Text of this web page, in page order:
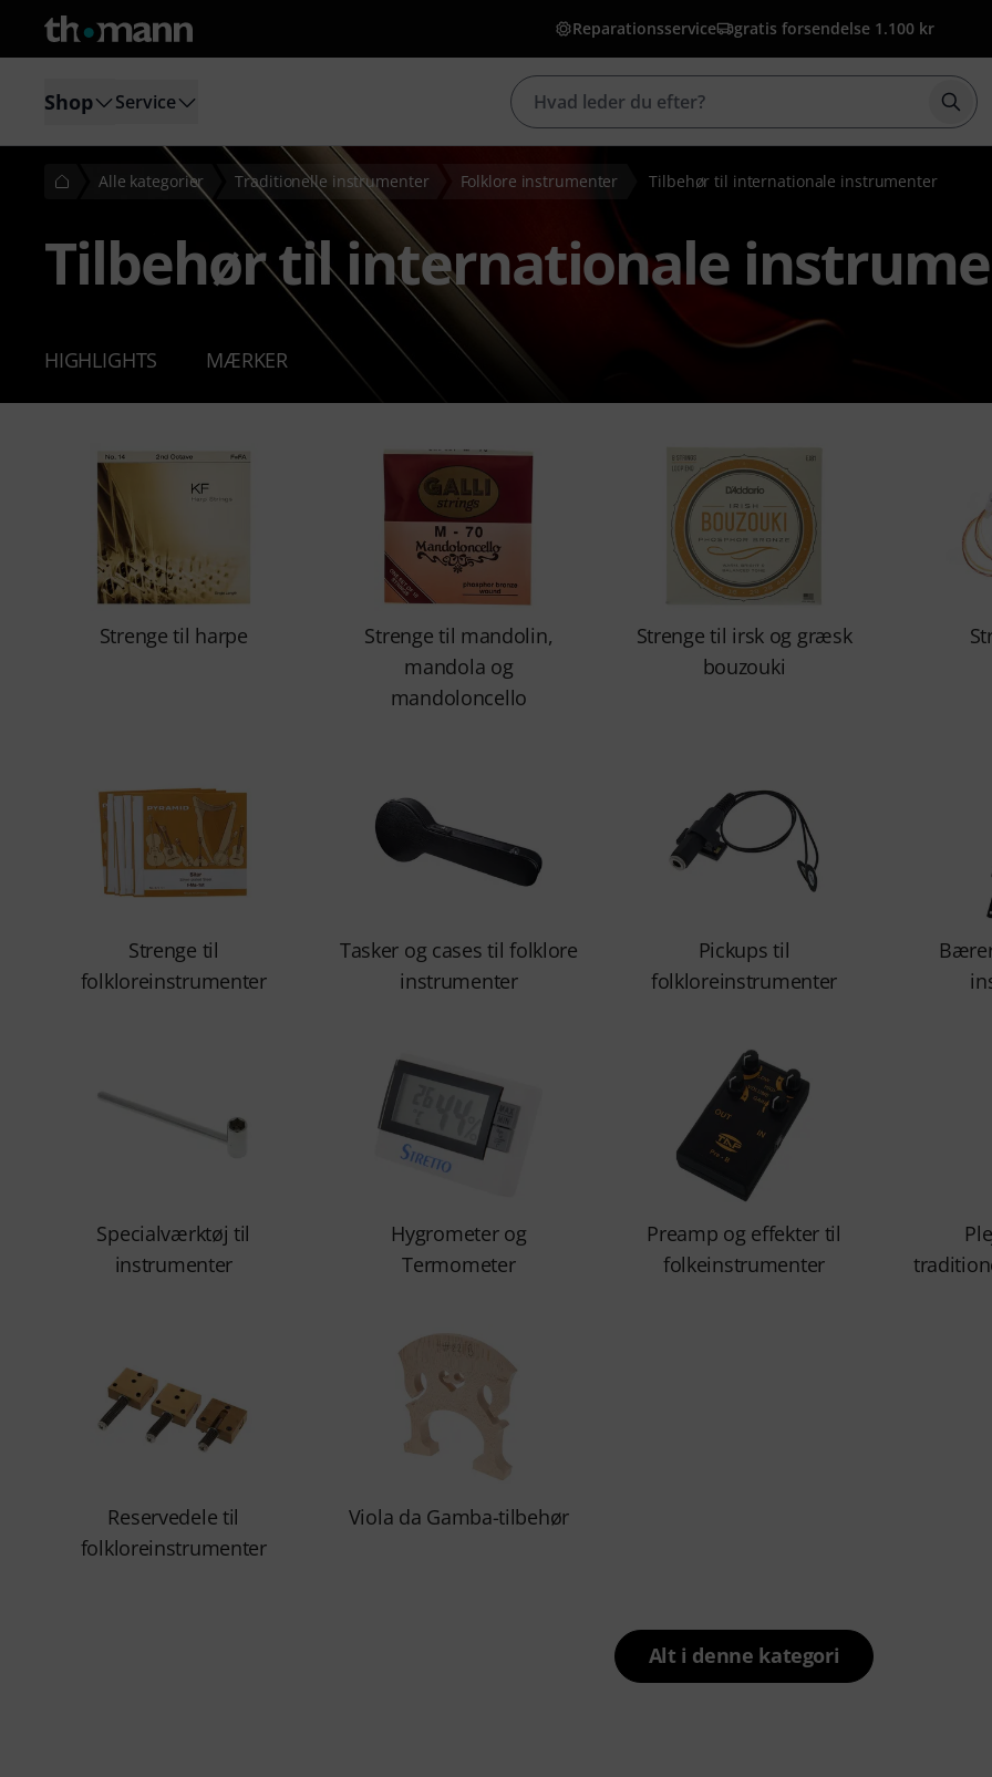
Reparationsservice gratis forsendelse 1.100 kr
Shop Service
Alle kategorier Traditionelle instrumenter Folklore instrumenter Tilbehør til internationale instrumenter
Tilbehør til internationale
HIGHLIGHTS MÆRKER
Strenge til harpe
Strenge til mandolin,
mandola og
mandoloncello
Strenge til irsk og græsk
bouzouki
Strenge til
folkloreinstrumenter
Tasker og cases til folklore
instrumenter
Pickups til
folkloreinstrumenter
Specialværktøj til
instrumenter
Hygrometer og
Termometer
Preamp og effekter til
folkeinstrumenter
Reservedele til
folkloreinstrumenter
Viola da Gamba-tilbehør
Alt i denne kategori